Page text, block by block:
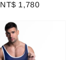
Sale
NT$ 1,780